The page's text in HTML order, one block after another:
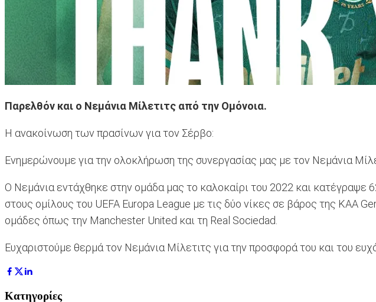
Παρελθόν και ο Νεμάνια Μίλετιτς από την Ομόνοια.
Η ανακοίνωση των πρασίνων για τον Σέρβο:
Ενημερώνουμε για την ολοκλήρωση της συνεργασίας μας με τον Νεμάνια
Ο Νεμάνια εντάχθηκε στην ομάδα μας το καλοκαίρι του 2022 και κατέγραψε
στους ομίλους του UEFA Europa League με τις δύο νίκες σε βάρος της KAA
ομάδες όπως την Manchester United και τη Real Sociedad.
Ευχαριστούμε θερμά τον Νεμάνια Μίλετιτς για την προσφορά του και του
Κατηγορίες